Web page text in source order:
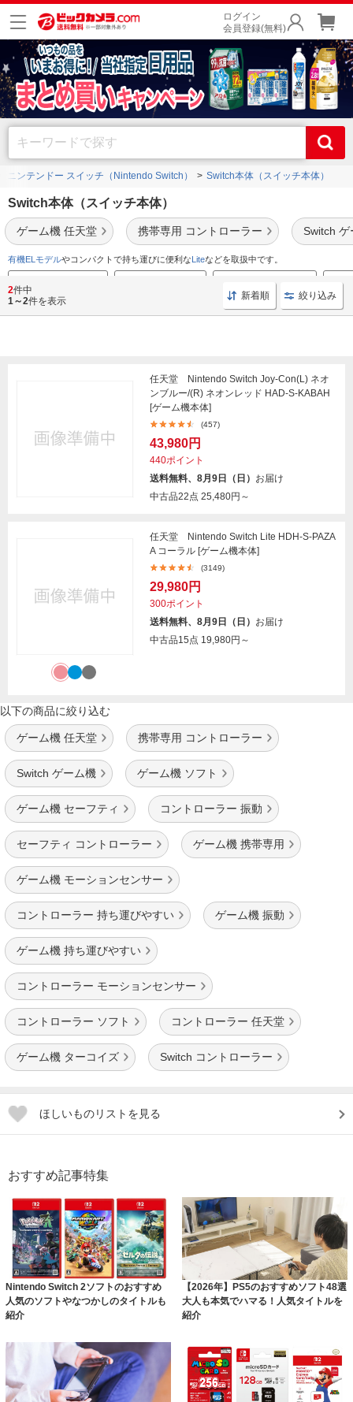
ログイン
会員登録(無料)
ニンテンドー スイッチ（Nintendo Switch） Switch本体（スイッチ本体）
Switch本体（スイッチ本体）
ゲーム機 任天堂 携帯専用 コントローラー Switch ゲ
有機ELモデルやコンパクトで持ち運びに便利なLiteなどを取扱中です。
Switchソフト新作情報 おすすめSDカード特集
2件中
1～2件を表示 新着順 絞り込み
任天堂 Nintendo Switch Joy-Con(L) ネオ
ンブルー/(R) ネオンレッド HAD-S-KABAH
[ゲーム機本体]
(457)
43,980円
440ポイント
送料無料、8月9日（日） お届け
中古品22点 25,480円～
任天堂 Nintendo Switch Lite HDH-S-PAZA
A コーラル [ゲーム機本体]
(3149)
29,980円
300ポイント
送料無料、8月9日（日） お届け
中古品15点 19,980円～
以下の商品に絞り込む
ゲーム機 任天堂 携帯専用 コントローラー
Switch ゲーム機 ゲーム機 ソフト
ゲーム機 セーフティ コントローラー 振動
セーフティ コントローラー ゲーム機 携帯専用
ゲーム機 モーションセンサー
コントローラー 持ち運びやすい ゲーム機 振動
ゲーム機 持ち運びやすい
コントローラー モーションセンサー
コントローラー ソフト コントローラー 任天堂
ゲーム機 ターコイズ Switch コントローラー
ほしいものリストを見る
おすすめ記事特集
Nintendo Switch 2ソフトのおすすめ
人気のソフトやなつかしのタイトルも
紹介
【2026年】PS5のおすすめソフト48選
大人も本気でハマる！人気タイトルを
紹介